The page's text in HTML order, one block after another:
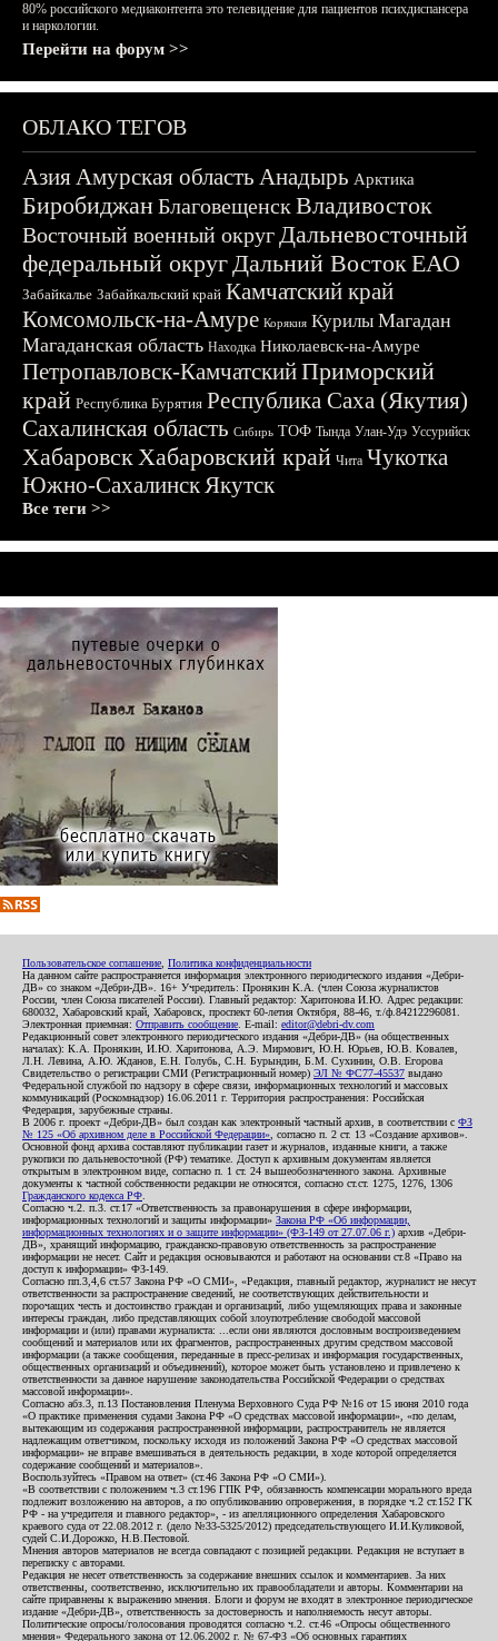
80% российского медиаконтента это телевидение для пациентов психдиспансера
и наркологии.
Перейти на форум >>
ОБЛАКО ТЕГОВ
АзияАмурская область Анадырь Арктика
БиробиджанБлаговещенскВладивосток
Восточный военный округДальневосточный
федеральный округДальний ВостокЕАО
Забайкалье Забайкальский край Камчатский край
Комсомольск-на-Амуре Корякия Курилы Магадан
Магаданская область Находка Николаевск-на-Амуре
Петропавловск-КамчатскийПриморский
край Республика Бурятия Республика Саха (Якутия)
Сахалинская область Сибирь ТОФ Тында Улан-Удэ Уссурийск
ХабаровскХабаровский край Чита Чукотка
Южно-СахалинскЯкутск
Все теги >>
Пользовательское соглашение Политика конфиденциальности
На данном сайте распространяется информация электронного периодического издания «Дебри-
ДВ» со знаком «Дебри-ДВ». 16+ Учредитель: Пронякин К.А. (член Союза журналистов
России, член Союза писателей России). Главный редактор: Харитонова И.Ю. Адрес редакции:
680032, Хабаровский край, Хабаровск, проспект 60-летия Октября, 88-46, т./ф.84212296081.
Электронная приемная: Отправить сообщение . E-mail: editor@debri-dv.com
Редакционный совет электронного периодического издания «Дебри-ДВ» (на общественных
началах): К.А. Пронякин, И.Ю. Харитонова, А.Э. Мирмович, Ю.Н. Юрьев, Ю.В. Ковалев,
Л.Н. Левина, А.Ю. Жданов, Е.Н. Голубь, С.Н. Бурындин, Б.М. Сухинин, О.В. Егорова
Свидетельство о регистрации СМИ (Регистрационный номер) ЭЛ № ФС77-45537 выдано
Федеральной службой по надзору в сфере связи, информационных технологий и массовых
коммуникаций (Роскомнадзор) 16.06.2011 г. Территория распространения: Российская
Федерация, зарубежные страны.
В 2006 г. проект «Дебри-ДВ» был создан как электронный частный архив, в соответствии с ФЗ
№ 125 «Об архивном деле в Российской Федерации» , согласно п. 2 ст. 13 «Создание архивов».
Основной фонд архива составляют публикации газет и журналов, изданные книги, а также
рукописи по дальневосточной (РФ) тематике. Доступ к архивным документам является
открытым в электронном виде, согласно п. 1 ст. 24 вышеобозначенного закона. Архивные
документы к частной собственности редакции не относятся, согласно ст.ст. 1275, 1276, 1306
Гражданского кодекса РФ
Согласно ч.2. п.3. ст.17 «Ответственность за правонарушения в сфере информации,
информационных технологий и защиты информации» Закона РФ «Об информации,
информационных технологиях и о защите информации» (ФЗ-149 от 27.07.06 г.) архив «Дебри-
ДВ», хранящий информацию, гражданско-правовую ответственность за распространение
информации не несет. Сайт и редакция основываются и работают на основании ст.8 «Право на
доступ к информации» ФЗ-149.
Согласно пп.3,4,6 ст.57 Закона РФ «О СМИ», «Редакция, главный редактор, журналист не несут
ответственности за распространение сведений, не соответствующих действительности и
порочащих честь и достоинство граждан и организаций, либо ущемляющих права и законные
интересы граждан, либо представляющих собой злоупотребление свободой массовой
информации и (или) правами журналиста: ...если они являются дословным воспроизведением
сообщений и материалов или их фрагментов, распространенных другим средством массовой
информации (а также сообщения, переданные в пресс-релизах и информация государственных,
общественных организаций и объединений), которое может быть установлено и привлечено к
ответственности за данное нарушение законодательства Российской Федерации о средствах
массовой информации».
Согласно абз.3, п.13 Постановления Пленума Верховного Суда РФ №16 от 15 июня 2010 года
«О практике применения судами Закона РФ «О средствах массовой информации», «по делам,
вытекающим из содержания распространенной информации, распространитель не является
надлежащим ответчиком, поскольку исходя из положений Закона РФ «О средствах массовой
информации» не вправе вмешиваться в деятельность редакции, в ходе которой определяется
содержание сообщений и материалов».
Воспользуйтесь «Правом на ответ» (ст.46 Закона РФ «О СМИ»).
«В соответствии с положением ч.3 ст.196 ГПК РФ, обязанность компенсации морального вреда
подлежит возложению на авторов, а по опубликованию опровержения, в порядке ч.2 ст.152 ГК
РФ - на учредителя и главного редактор», - из апелляционного определения Хабаровского
краевого суда от 22.08.2012 г. (дело №33-5325/2012) председательствующего И.И.Куликовой,
судей С.И.Дорожко, Н.В.Пестовой.
Мнения авторов материалов не всегда совпадают с позицией редакции. Редакция не вступает в
переписку с авторами.
Редакция не несет ответственность за содержание внешних ссылок и комментариев. За них
ответственны, соответственно, исключительно их правообладатели и авторы. Комментарии на
сайте приравнены к выражению мнения. Блоги и форум не входят в электронное периодическое
издание «Дебри-ДВ», ответственность за достоверность и наполняемость несут авторы.
Политические опросы/голосования проводятся согласно ч.2. ст.46 «Опросы общественного
мнения» Федерального закона от 12.06.2002 г. № 67-ФЗ «Об основных гарантиях